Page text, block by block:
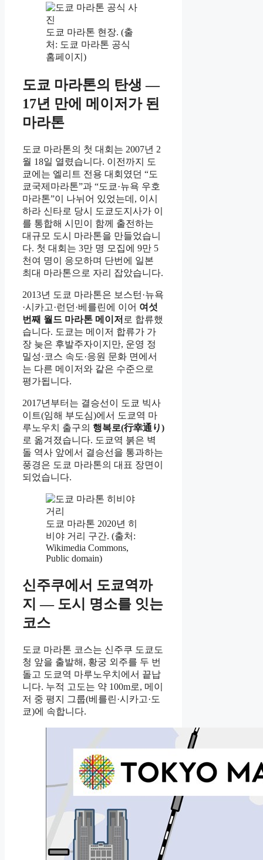
도쿄 마라톤 현장. (출
처: 도쿄 마라톤 공식
홈페이지)
도쿄 마라톤의 탄생 —
17년 만에 메이저가 된
마라톤
도쿄 마라톤의 첫 대회는 2007년 2
월 18일 열렸습니다. 이전까지 도
쿄에는 엘리트 전용 대회였던 “도
쿄국제마라톤”과 “도쿄·뉴욕 우호
마라톤”이 나뉘어 있었는데, 이시
하라 신타로 당시 도쿄도지사가 이
를 통합해 시민이 함께 출전하는
대규모 도시 마라톤을 만들었습니
다. 첫 대회는 3만 명 모집에 9만 5
천여 명이 응모하며 단번에 일본
최대 마라톤으로 자리 잡았습니다.
2013년 도쿄 마라톤은 보스턴·뉴욕
·시카고·런던·베를린에 이어 여섯
번째 월드 마라톤 메이저 로 합류했
습니다. 도쿄는 메이저 합류가 가
장 늦은 후발주자이지만, 운영 정
밀성·코스 속도·응원 문화 면에서
는 다른 메이저와 같은 수준으로
평가됩니다.
2017년부터는 결승선이 도쿄 빅사
이트(임해 부도심)에서 도쿄역 마
루노우치 출구의 행복로(行幸通り)
로 옮겨졌습니다. 도쿄역 붉은 벽
돌 역사 앞에서 결승선을 통과하는
풍경은 도쿄 마라톤의 대표 장면이
되었습니다.
도쿄 마라톤 2020년 히
비야 거리 구간. (출처:
Wikimedia Commons,
Public domain)
신주쿠에서 도쿄역까
지 — 도시 명소를 잇는
코스
도쿄 마라톤 코스는 신주쿠 도쿄도
청 앞을 출발해, 황궁 외주를 두 번
돌고 도쿄역 마루노우치에서 끝납
니다. 누적 고도는 약 100m로, 메이
저 중 평지 그룹(베를린·시카고·도
쿄)에 속합니다.